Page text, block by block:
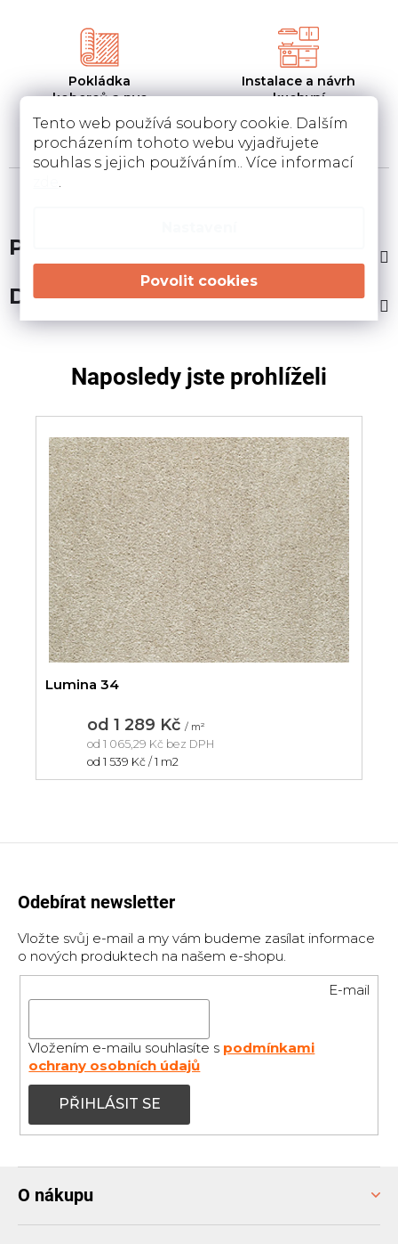
Tento web používá soubory cookie. Dalším
procházením tohoto webu vyjadřujete
souhlas s jejich používáním.. Více informací
.
Pokládka
koberců a pvc
Pokládka a zamněření
podlahovin u Vás doma
Instalace a návrh
kuchyní
Návrh kuchyní v 3D a
instalace u Vás doma
Popis
Diskuze
Naposledy jste prohlíželi
Lumina 34
od 1 289 Kč / m²
od 1 065,29 Kč bez DPH
Měrná
od 1 539 Kč / 1 m2
Odebírat newsletter
Vložte svůj e-mail a my vám budeme zasílat informace
o nových produktech na našem e-shopu.
E-mail
Vložením e-mailu souhlasíte s podmínkami
ochrany osobních údajů
PŘIHLÁSIT SE
O nákupu